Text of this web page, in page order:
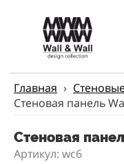
Главная ›
Стеновая панель
Стеновая
Артикул: wc6